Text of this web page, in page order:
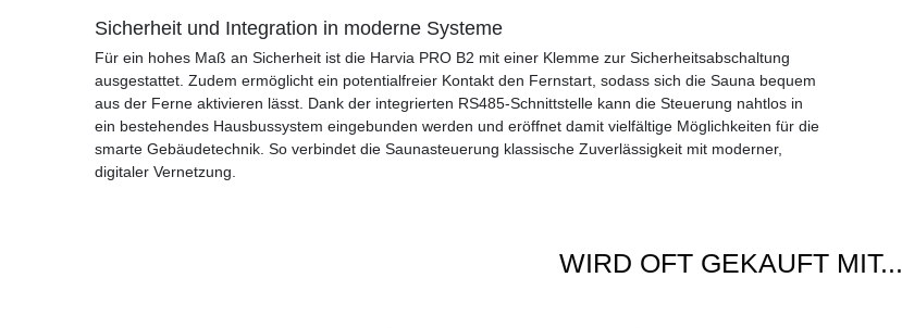
Sicherheit und Integration in moderne Systeme
Für ein hohes Maß an Sicherheit ist die Harvia PRO B2 mit einer Klemme zur Sicherheitsabschaltung
ausgestattet. Zudem ermöglicht ein potentialfreier Kontakt den Fernstart, sodass sich die Sauna bequem
aus der Ferne aktivieren lässt. Dank der integrierten RS485-Schnittstelle kann die Steuerung nahtlos in
ein bestehendes Hausbussystem eingebunden werden und eröffnet damit vielfältige Möglichkeiten für die
smarte Gebäudetechnik. So verbindet die Saunasteuerung klassische Zuverlässigkeit mit moderner,
digitaler Vernetzung.
WIRD OFT GEKAUFT MIT...